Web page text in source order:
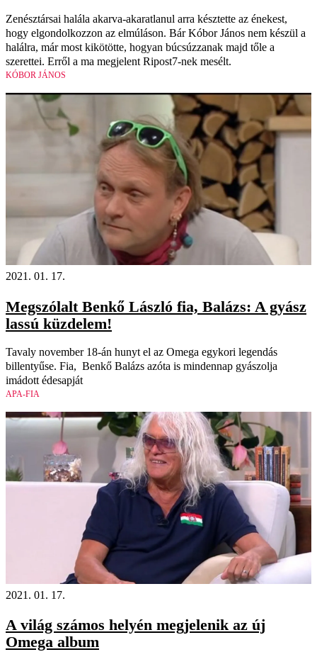
Zenésztársai halála akarva-akaratlanul arra késztette az énekest,
hogy elgondolkozzon az elmúláson. Bár Kóbor János nem készül a
halálra, már most kikötötte, hogyan búcsúzzanak majd tőle a
szerettei. Erről a ma megjelent Ripost7-nek mesélt.
KÓBOR JÁNOS
2021. 01. 17.
Megszólalt Benkő László fia, Balázs: A gyász
lassú küzdelem!
Tavaly november 18-án hunyt el az Omega egykori legendás
billentyűse. Fia, Benkő Balázs azóta is mindennap gyászolja
imádott édesapját
APA-FIA
2021. 01. 17.
A világ számos helyén megjelenik az új
Omega album